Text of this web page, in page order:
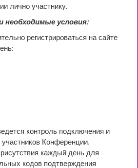
лично участнику.
необходимые условия:
регистрироваться на сайте
контроль подключения и
участников Конференции.
каждый день для
кодов подтверждения